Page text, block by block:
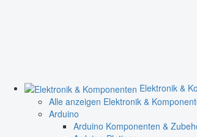
Elektronik &
Alle anzeigen Elektronik &
Arduino
Arduino Komponenten &